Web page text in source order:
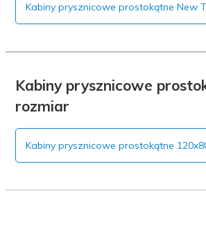
Kabiny prysznicowe prostokątne New
Kabiny prysznicowe
rozmiar
Kabiny prysznicowe prostokątne